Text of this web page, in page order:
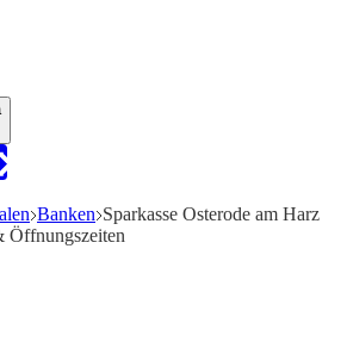
Banken Sparkasse Osterode am Harz
Öffnungszeiten